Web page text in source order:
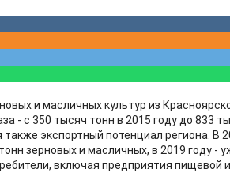
и масличных культур из
- с 350 тысяч тонн в 2015 году до 833
также экспортный потенциал региона. В
зерновых и масличных, в 2019 году -
включая предприятия